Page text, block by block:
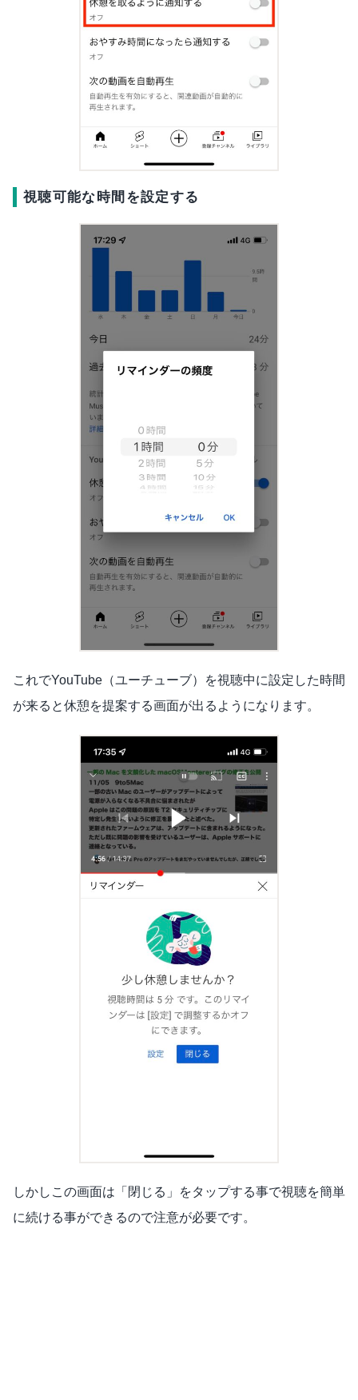
視聴可能な時間を設定する
これでYouTube（ユーチューブ）を視聴中に設定した時間
が来ると休憩を提案する画面が出るようになります。
しかしこの画面は「閉じる」をタップする事で視聴を簡単
に続ける事ができるので注意が必要です。